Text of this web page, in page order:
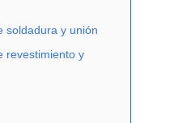
soldadura y unión
revestimiento y